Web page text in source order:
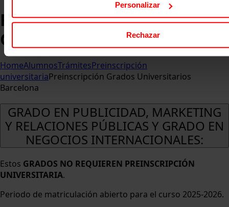
Personalizar
Rechazar
Requisitos de Admisión
Grados en Barcelona
HomeAlumnosTrámitesPreinscripción
universitariaPreinscripción Grados Universitarios
Barcelona
GRADO EN PUBLICIDAD, MARKETING
Y RELACIONES PÚBLICAS Y GRADO EN
NEGOCIOS INTERNACIONALES:
Estos GRADOS NO REQUIEREN PREINSCRIPCIÓN
UNIVERSITARIA.
Periodo de matriculación abierto para el curso 2025-2026.